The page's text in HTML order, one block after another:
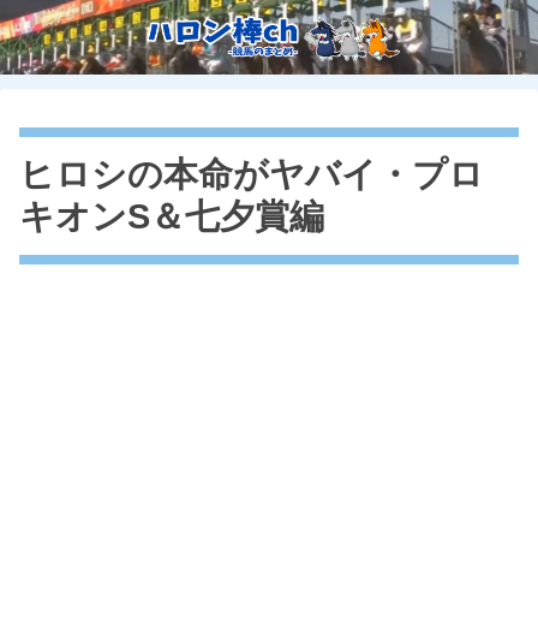
ヒロシの本命がヤバイ・プロ
キオンS＆七夕賞編